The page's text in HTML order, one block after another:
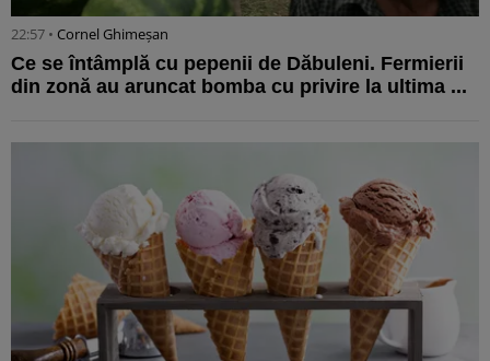
22:57 • Cornel Ghimeșan
Ce se întâmplă cu pepenii de Dăbuleni. Fermierii
din zonă au aruncat bomba cu privire la ultima ...